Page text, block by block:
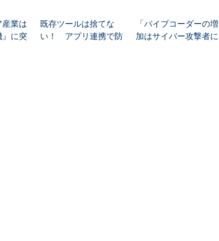
産業は
』に突
既存ツールは捨てな
い！ アプリ連携で防
「バイブコーダーの増
加はサイバー攻撃者に